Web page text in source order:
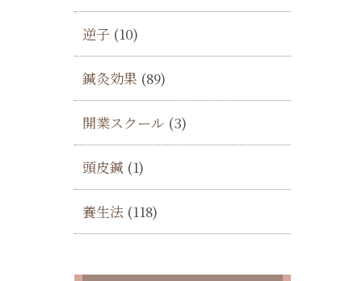
逆子 (10)
鍼灸効果 (89)
開業スクール (3)
頭皮鍼 (1)
養生法 (118)